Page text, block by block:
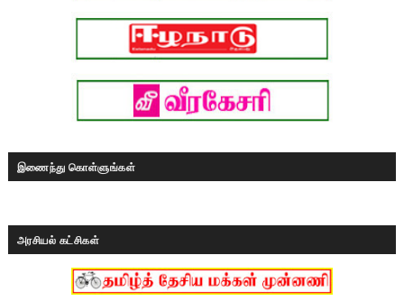
இணைந்து கொள்ளுங்கள்
அரசியல் கட்சிகள்